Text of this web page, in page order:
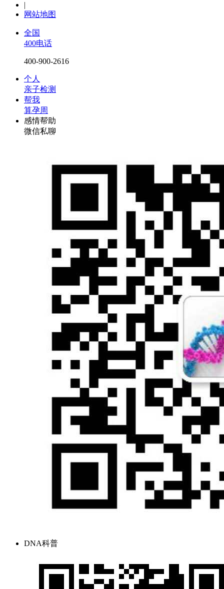
|
网站地图
全国
400电话
400-900-2616
个人
亲子检测
帮我
算孕周
感情帮助
微信私聊
DNA科普